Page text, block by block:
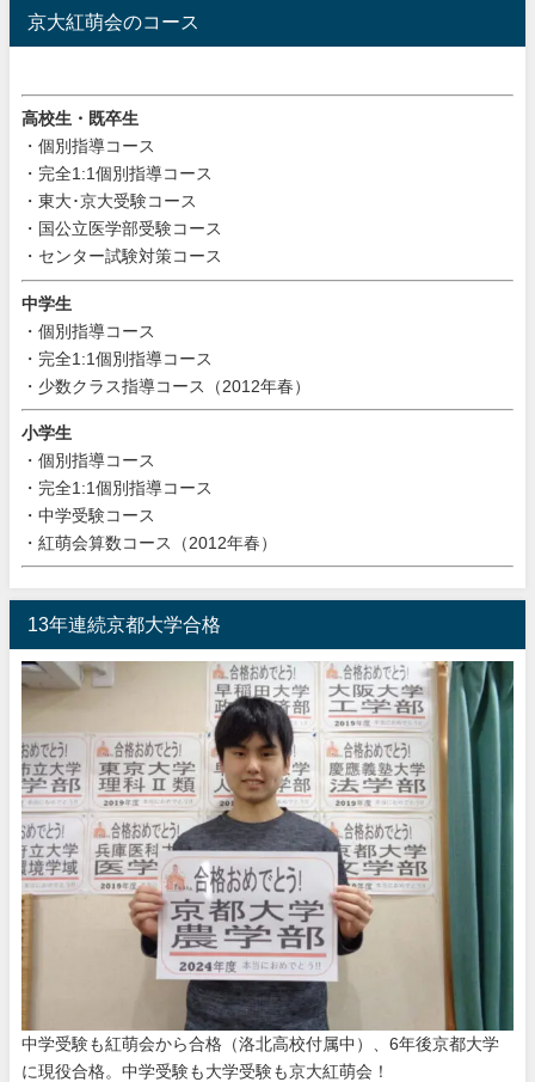
京大紅萌会のコース
高校生・既卒生
・個別指導コース
・完全1:1個別指導コース
・東大･京大受験コース
・国公立医学部受験コース
・センター試験対策コース
中学生
・個別指導コース
・完全1:1個別指導コース
・少数クラス指導コース（2012年春）
小学生
・個別指導コース
・完全1:1個別指導コース
・中学受験コース
・紅萌会算数コース（2012年春）
13年連続京都大学合格
中学受験も紅萌会から合格（洛北高校付属中）、6年後京都大学
に現役合格。中学受験も大学受験も京大紅萌会！